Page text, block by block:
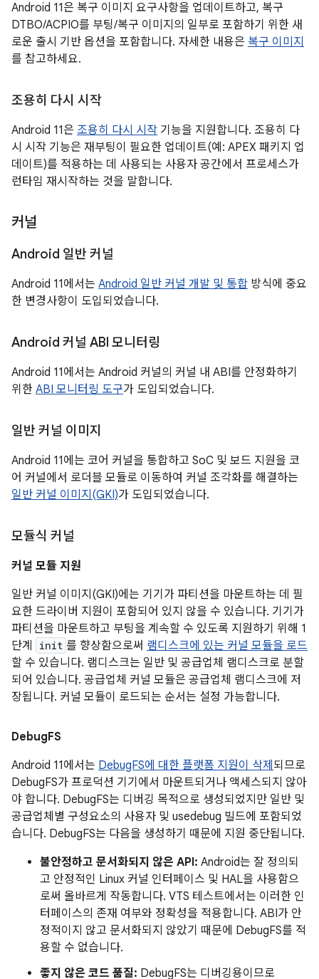
Android 11은 복구 이미지 요구사항을 업데이트하고, 복구
DTBO/ACPIO를 부팅/복구 이미지의 일부로 포함하기 위한 새
로운 출시 기반 옵션을 포함합니다. 자세한 내용은 복구 이미지
를 참고하세요.
조용히 다시 시작
Android 11은 조용히 다시 시작 기능을 지원합니다. 조용히 다
시 시작 기능은 재부팅이 필요한 업데이트(예: APEX 패키지 업
데이트)를 적용하는 데 사용되는 사용자 공간에서 프로세스가
런타임 재시작하는 것을 말합니다.
커널
Android 일반 커널
Android 11에서는 Android 일반 커널 개발 및 통합 방식에 중요
한 변경사항이 도입되었습니다.
Android 커널 ABI 모니터링
Android 11에서는 Android 커널의 커널 내 ABI를 안정화하기
위한 ABI 모니터링 도구가 도입되었습니다.
일반 커널 이미지
Android 11에는 코어 커널을 통합하고 SoC 및 보드 지원을 코
어 커널에서 로더블 모듈로 이동하여 커널 조각화를 해결하는
일반 커널 이미지(GKI)가 도입되었습니다.
모듈식 커널
커널 모듈 지원
일반 커널 이미지(GKI)에는 기기가 파티션을 마운트하는 데 필
요한 드라이버 지원이 포함되어 있지 않을 수 있습니다. 기기가
파티션을 마운트하고 부팅을 계속할 수 있도록 지원하기 위해 1
단계
init 를 향상함으로써 램디스크에 있는 커널 모듈을 로드
할 수 있습니다. 램디스크는 일반 및 공급업체 램디스크로 분할
되어 있습니다. 공급업체 커널 모듈은 공급업체 램디스크에 저
장됩니다. 커널 모듈이 로드되는 순서는 설정 가능합니다.
DebugFS
Android 11에서는 DebugFS에 대한 플랫폼 지원이 삭제 되므로
DebugFS가 프로덕션 기기에서 마운트되거나 액세스되지 않아
야 합니다. DebugFS는 디버깅 목적으로 생성되었지만 일반 및
공급업체별 구성요소의 사용자 및 usedebug 빌드에 포함되었
습니다. DebugFS는 다음을 생성하기 때문에 지원 중단됩니다.
불안정하고 문서화되지 않은 API: Android는 잘 정의되
고 안정적인 Linux 커널 인터페이스 및 HAL을 사용함으
로써 올바르게 작동합니다. VTS 테스트에서는 이러한 인
터페이스의 존재 여부와 정확성을 적용합니다. ABI가 안
정적이지 않고 문서화되지 않았기 때문에 DebugFS를 적
용할 수 없습니다.
좋지 않은 코드 품질: DebugFS는 디버깅용이므로